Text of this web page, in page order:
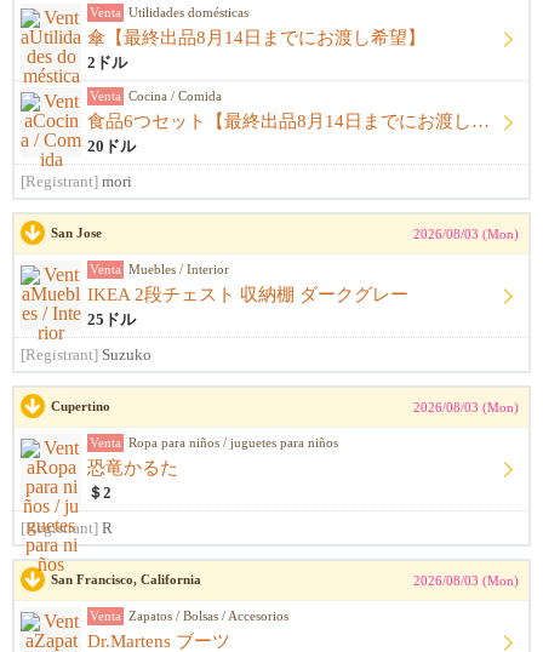
Venta Utilidades domésticas
傘【最終出品8月14日までにお渡し希望】
2ドル
Venta Cocina / Comida
食品6つセット【最終出品8月14日までにお渡し希望】
20ドル
[Registrant] mori
San Jose 2026/08/03 (Mon)
Venta Muebles / Interior
IKEA 2段チェスト 収納棚 ダークグレー
25ドル
[Registrant] Suzuko
Cupertino 2026/08/03 (Mon)
Venta Ropa para niños / juguetes para niños
恐竜かるた
＄2
[Registrant] R
San Francisco, California 2026/08/03 (Mon)
Venta Zapatos / Bolsas / Accesorios
Dr.Martens ブーツ